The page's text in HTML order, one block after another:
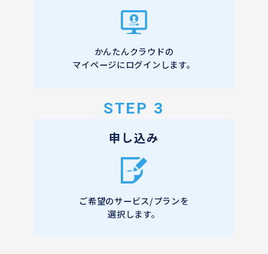
かんたんクラウドの
マイページにログインします。
STEP 3
申し込み
ご希望のサービス/プランを
選択します。